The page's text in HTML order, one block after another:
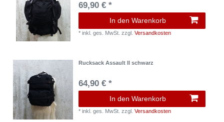
69,90 € *
In den Warenkorb
*inkl. ges. MwSt. zzgl.Versandkosten
Rucksack Assault II schwarz
64,90 € *
In den Warenkorb
*inkl. ges. MwSt. zzgl.Versandkosten